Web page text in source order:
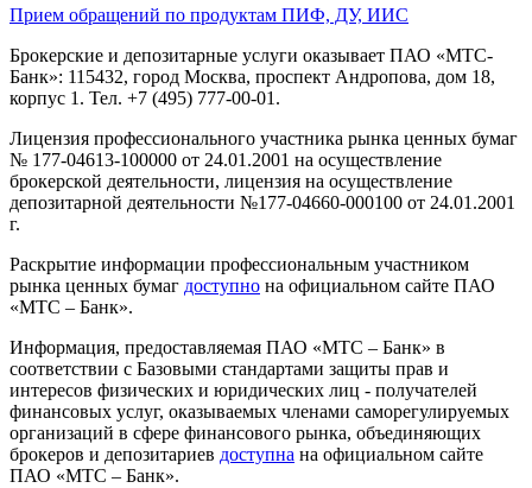
Прием обращений по продуктам ПИФ, ДУ, ИИС
Брокерские и депозитарные услуги оказывает ПАО «МТС-
Банк»: 115432, город Москва, проспект Андропова, дом 18,
корпус 1. Тел. +7 (495) 777-00-01.
Лицензия профессионального участника рынка ценных бумаг
№ 177-04613-100000 от 24.01.2001 на осуществление
брокерской деятельности, лицензия на осуществление
депозитарной деятельности №177-04660-000100 от 24.01.2001
г.
Раскрытие информации профессиональным участником
рынка ценных бумаг доступно на официальном сайте ПАО
«МТС – Банк».
Информация, предоставляемая ПАО «МТС – Банк» в
соответствии с Базовыми стандартами защиты прав и
интересов физических и юридических лиц - получателей
финансовых услуг, оказываемых членами саморегулируемых
организаций в сфере финансового рынка, объединяющих
брокеров и депозитариев доступна на официальном сайте
ПАО «МТС – Банк».